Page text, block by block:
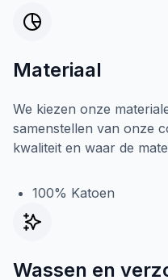
Materiaal
We kiezen onze
samenstellen van onze
kwaliteit en waar de
100% Katoen
Wassen en